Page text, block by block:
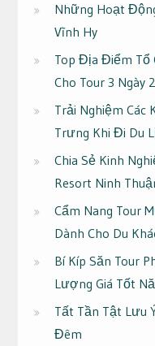
Những Hoạt
Vĩnh Hy
Top Địa Điểm Tổ
Cho Tour 3 Ngày
Trải Nghiệm Các
Trưng Khi Đi Du
Chia Sẻ Kinh
Resort Ninh
Cẩm Nang Tour
Dành Cho Du
Bí Kíp Săn Tour
Lượng Giá Tốt
Tất Tần Tật Lưu
Đêm